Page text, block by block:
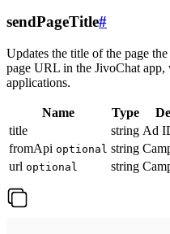
sendPageTitle#
Updates the title of the page
page URL in the JivoChat
applications.
Name Type
title
string Ad
fromApi optional string
url optional string